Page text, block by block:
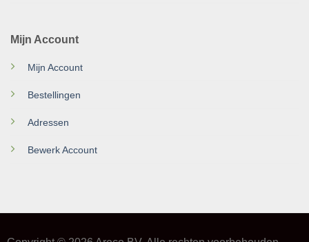
Mijn Account
Mijn Account
Bestellingen
Adressen
Bewerk Account